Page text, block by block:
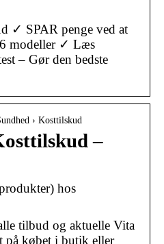
✓ SPAR penge ved at
6 modeller ✓ Læs
– Gør den bedste
› Kosttilskud
–
hos
tilbud og aktuelle Vita
på købet i butik eller